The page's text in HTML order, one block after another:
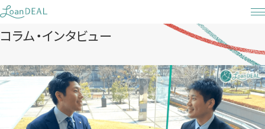
Skip
to
content
コラム・インタビュー